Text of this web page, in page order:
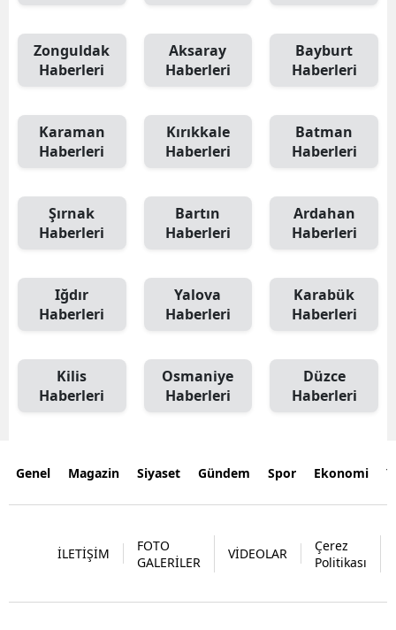
Zonguldak
Haberleri
Aksaray
Haberleri
Bayburt
Haberleri
Karaman
Haberleri
Kırıkkale
Haberleri
Batman
Haberleri
Şırnak
Haberleri
Bartın
Haberleri
Ardahan
Haberleri
Iğdır
Haberleri
Yalova
Haberleri
Karabük
Haberleri
Kilis
Haberleri
Osmaniye
Haberleri
Düzce
Haberleri
Genel Magazin Siyaset Gündem Spor Ekonomi
İLETİŞİM
FOTO
GALERİLER
VİDEOLAR
Çerez
Politikası